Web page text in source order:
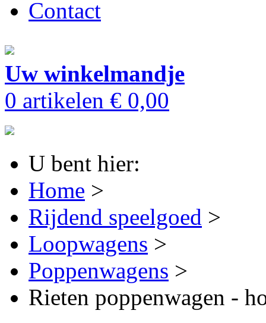
Contact
Uw winkelmandje
0 artikelen € 0,00
U bent hier:
Home >
Rijdend speelgoed >
Loopwagens >
Poppenwagens >
Rieten poppenwagen -